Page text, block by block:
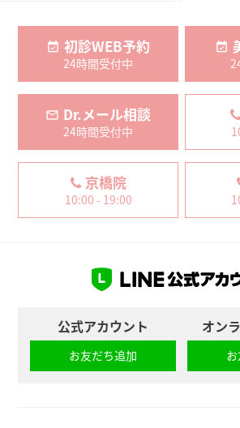
初診WEB予約
24時間受付中
Dr.メール相談
24時間受付中
京橋院
10:00 - 19:00
公式アカウント
お友だち追加
オン